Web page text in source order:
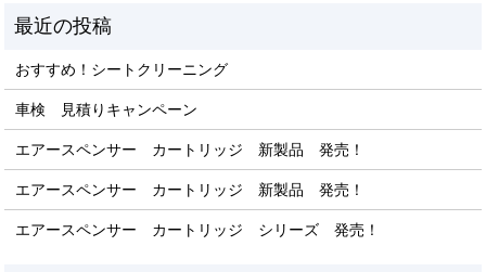
おすすめ！シートクリーニング
車検 見積りキャンペーン
エアースペンサー カートリッジ 新製品 発売！
エアースペンサー カートリッジ 新製品 発売！
エアースペンサー カートリッジ シリーズ 発売！